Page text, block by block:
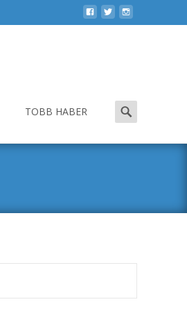
TOBB HABER
Search
for: